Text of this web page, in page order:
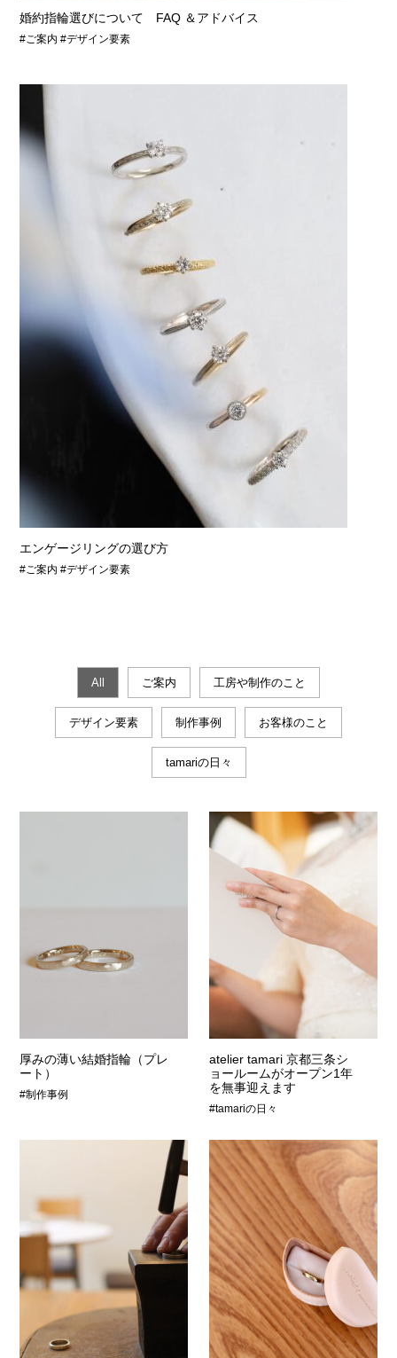
婚約指輪選びについて FAQ ＆アドバイス
#ご案内 #デザイン要素
エンゲージリングの選び方
#ご案内 #デザイン要素
All ご案内 工房や制作のこと
デザイン要素 制作事例 お客様のこと
tamariの日々
厚みの薄い結婚指輪（プレ
ート）
#制作事例
atelier tamari 京都三条シ
ョールームがオープン1年
を無事迎えます
#tamariの日々